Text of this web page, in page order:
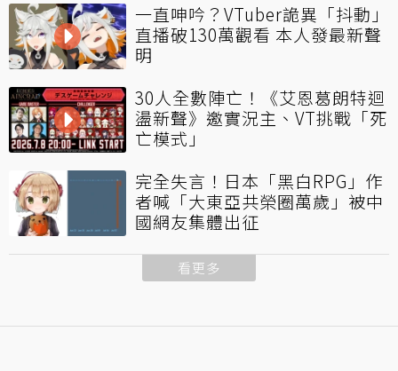
一直呻吟？VTuber詭異「抖動」
直播破130萬觀看 本人發最新聲
明
30人全數陣亡！《艾恩葛朗特迴
盪新聲》邀實況主、VT挑戰「死
亡模式」
完全失言！日本「黑白RPG」作
者喊「大東亞共榮圈萬歲」被中
國網友集體出征
看更多